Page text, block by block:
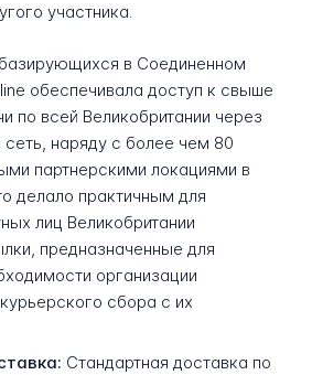
участника.
в Соединенном
обеспечивала доступ к свыше
по всей Великобритании через
наряду с более чем 80
партнерскими локациями в
делало практичным для
лиц Великобритании
предназначенные для
организации
сбора с их
Стандартная доставка по